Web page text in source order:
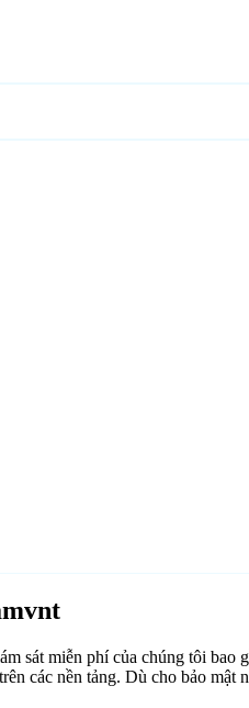
sát miễn phí của chúng tôi
các nền tảng. Dù cho bảo